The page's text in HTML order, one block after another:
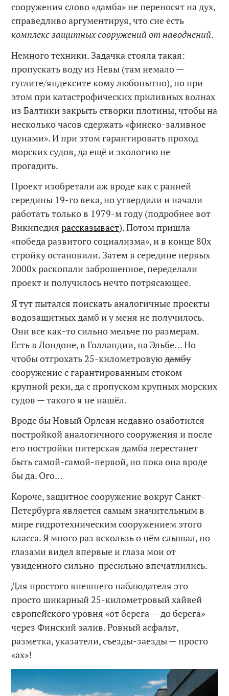
сооружения слово «дамба» не переносят на дух,
справедливо аргументируя, что сие есть
комплекс защитных сооружений от наводнений.
Немного техники. Задачка стояла такая:
пропускать воду из Невы (там немало —
гуглите/яндексите кому любопытно), но при
этом при катастрофических приливных волнах
из Балтики закрыть створки плотины, чтобы на
несколько часов сдержать «финско-заливное
цунами». И при этом гарантировать проход
морских судов, да ещё и экологию не
прогадить.
Проект изобретали аж вроде как с ранней
середины 19-го века, но утвердили и начали
работать только в 1979-м году (подробнее вот
Википедиярассказывает). Потом пришла
«победа развитого социализма», и в конце 80х
стройку остановили. Затем в середине первых
2000х раскопали заброшенное, переделали
проект и получилось нечто потрясающее.
Я тут пытался поискать аналогичные проекты
водозащитных дамб и у меня не получилось.
Они все как-то сильно мельче по размерам.
Есть в Лондоне, в Голландии, на Эльбе… Но
чтобы отгрохать 25-километровуюдамбу
сооружение с гарантированным стоком
крупной реки, да с пропуском крупных морских
судов — такого я не нашёл.
Вроде бы Новый Орлеан недавно озаботился
постройкой аналогичного сооружения и после
его постройки питерская дамба перестанет
быть самой-самой-первой, но пока она вроде
бы да. Ого…
Короче, защитное сооружение вокруг Санкт-
Петербурга является самым значительным в
мире гидротехническим сооружением этого
класса. Я много раз вскользь о нём слышал, но
глазами видел впервые и глаза мои от
увиденного сильно-пресильно впечатлились.
Для простого внешнего наблюдателя это
просто шикарный 25-километровый хайвей
европейского уровня «от берега — до берега»
через Финский залив. Ровный асфальт,
разметка, указатели, съезды-заезды — просто
«ах»!